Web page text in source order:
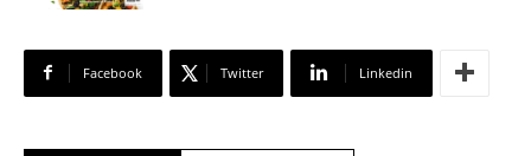
Facebook Twitter Linkedin